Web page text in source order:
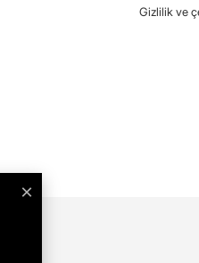
Gizlilik ve
×